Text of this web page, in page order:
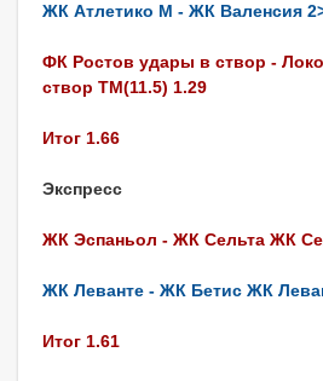
ЖК Атлетико М - ЖК Валенсия
ФК Ростов удары в створ -
створ ТМ(11.5) 1.29
Итог 1.66
Экспресс
ЖК Эспаньол - ЖК Сельта ЖК
ЖК Леванте - ЖК Бетис ЖК
Итог 1.61